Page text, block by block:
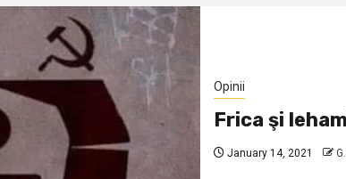
Opinii
Frica şi
January 14, 2021